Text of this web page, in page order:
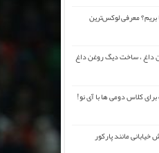
بریم؟ معرفی لوکس‌ترین
داغ ، ساخت دیگ روغن داغ
کلاس دومی ها با آی نو!